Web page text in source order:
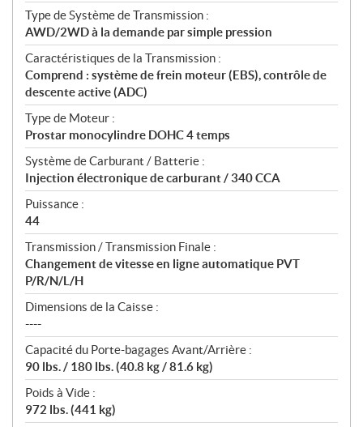
Type de Système de Transmission :
AWD/2WD à la demande par simple pression
Caractéristiques de la Transmission :
Comprend : système de frein moteur (EBS), contrôle de
descente active (ADC)
Type de Moteur :
Prostar monocylindre DOHC 4 temps
Système de Carburant / Batterie :
Injection électronique de carburant / 340 CCA
Puissance :
44
Transmission / Transmission Finale :
Changement de vitesse en ligne automatique PVT
P/R/N/L/H
Dimensions de la Caisse :
----
Capacité du Porte-bagages Avant/Arrière :
90 lbs. / 180 lbs. (40.8 kg / 81.6 kg)
Poids à Vide :
972 lbs. (441 kg)